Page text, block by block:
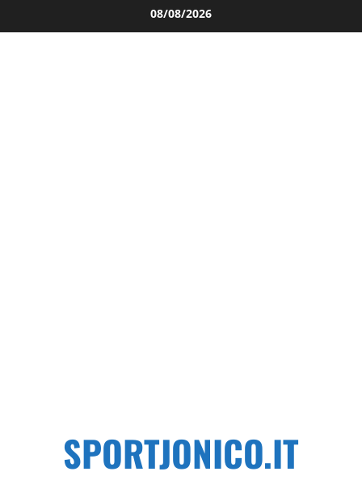
al
08/08/2026
SPORTJONICO.IT